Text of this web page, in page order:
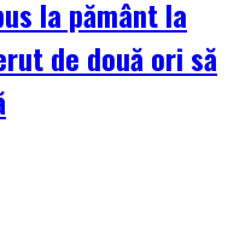
la pământ la
de două ori să